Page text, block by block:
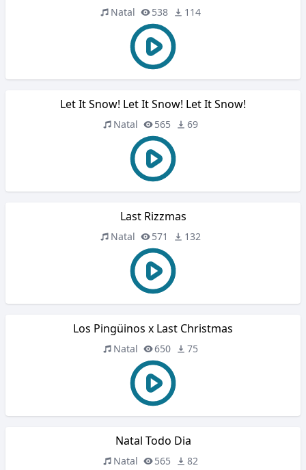
Natal 538 114
Let It Snow! Let It Snow! Let It Snow!
Natal 565 69
Last Rizzmas
Natal 571 132
Los Pingüinos x Last Christmas
Natal 650 75
Natal Todo Dia
Natal 565 82